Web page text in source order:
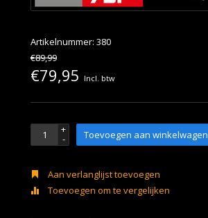
Artikelnummer: 380
€89,99
€79,95 Incl. btw
+
- Toevoegen aan winkelwagen
Aan verlanglijst toevoegen
Toevoegen om te vergelijken